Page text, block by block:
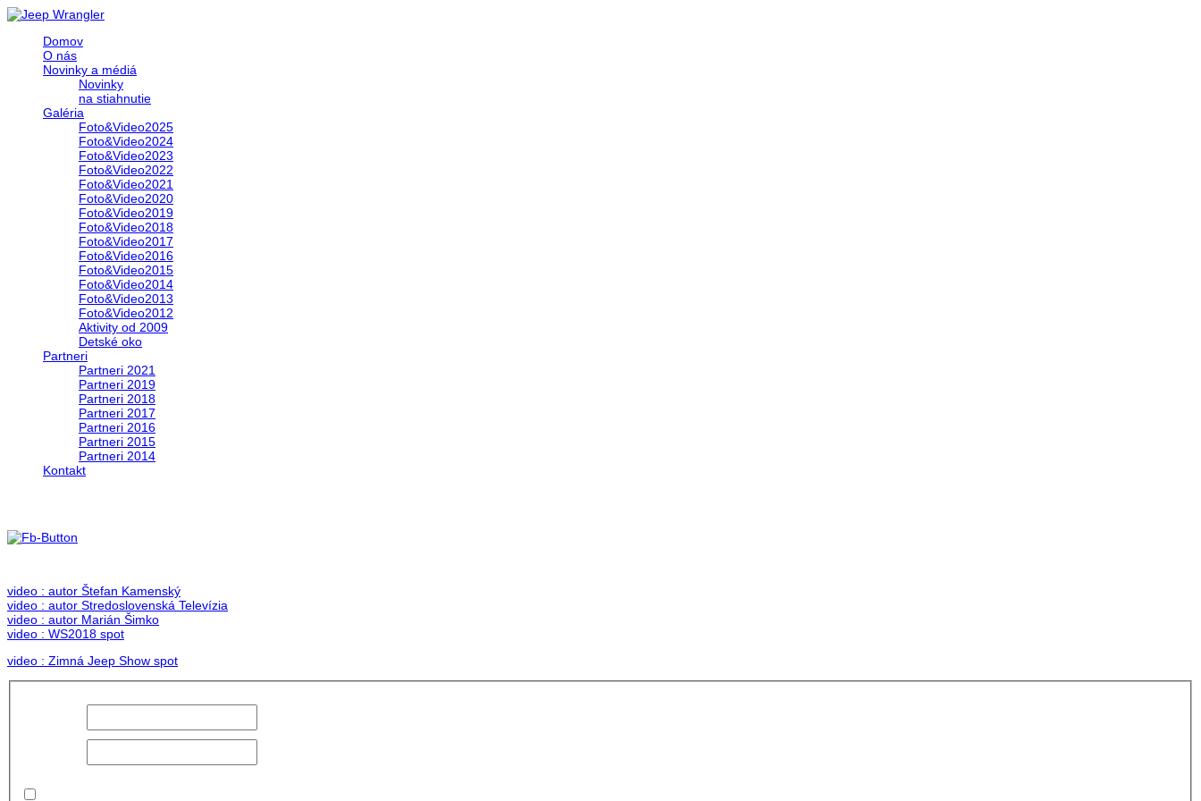
Domov
O nás
Novinky a médiá
Novinky
na stiahnutie
Galéria
Foto&Video2025
Foto&Video2024
Foto&Video2023
Foto&Video2022
Foto&Video2021
Foto&Video2020
Foto&Video2019
Foto&Video2018
Foto&Video2017
Foto&Video2016
Foto&Video2015
Foto&Video2014
Foto&Video2013
Foto&Video2012
Aktivity od 2009
Detské oko
Partneri
Partneri 2021
Partneri 2019
Partneri 2018
Partneri 2017
Partneri 2016
Partneri 2015
Partneri 2014
Kontakt
video : autor Štefan Kamenský
video : autor Stredoslovenská Televízia
video : autor Marián Šimko
video : WS2018 spot
video : Zimná Jeep Show spot
Používateľské